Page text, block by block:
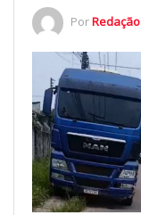
PorRedação